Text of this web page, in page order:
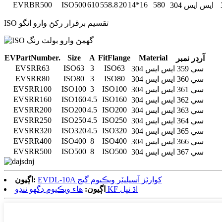
EVRBR500 ISO500610558.82014*16 580 304 ايس ايس
ISO تقسيم برقرار رکڻ وارو انگو
EVPartNumber. Size A FitFlange Material
آرڊر نمبر
EVSRR63
ISO63 3 ISO63 304 ايس ايس
سي 359
EVSRR80
ISO80 3 ISO80 304 ايس ايس
سي 360
EVSRR100
ISO100 3 ISO100 304 ايس ايس
سي 361
EVSRR160
ISO1604.5 ISO160 304 ايس ايس
سي 362
EVSRR200
ISO2004.5 ISO200 304 ايس ايس
سي 363
EVSRR250
ISO2504.5 ISO250 304 ايس ايس
سي 364
EVSRR320
ISO3204.5 ISO320 304 ايس ايس
سي 365
EVSRR400
ISO400 8 ISO400 304 ايس ايس
سي 366
EVSRR500
ISO500 8 ISO500 304 ايس ايس سي 367
اڳيون:
EVDL-10A کوارٽز آسيليٽر ويڪيوم گيج
اڳيون:
هاء ويڪيوم ڊگھو ننڍو KF اڌ نپل